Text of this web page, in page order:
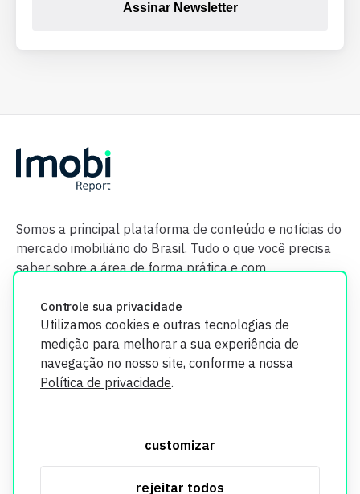
Controle sua privacidade
Utilizamos cookies e outras tecnologias de
medição para melhorar a sua experiência de
navegação no nosso site, conforme a nossa
Política de privacidade.
customizar
rejeitar todos
Assinar Newsletter
Somos a principal plataforma de conteúdo e notícias do
mercado imobiliário do Brasil. Tudo o que você precisa
saber sobre a área de forma prática e com
segurança. Todos os dados coletados em nosso site são
utilizados exclusivamente para fins de aprimoramento de
informações, consulte nossa Política de Privacidade.